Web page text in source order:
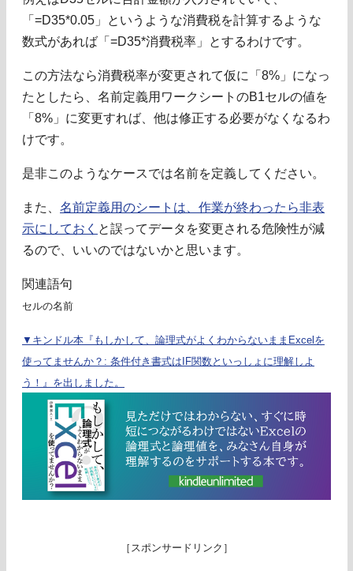
「=D35*0.05」というような消費税を計算するような
数式があれば「=D35*消費税率」とするわけです。
この方法なら消費税率が変更されて仮に「8%」になっ
たとしたら、名前定義用ワークシートのB1セルの値を
「8%」に変更すれば、他は修正する必要がなくなるわ
けです。
是非このようなケースでは名前を定義してください。
また、 名前定義用のシートは、作業が終わったら非表
示にしておく と誤ってデータを変更される危険性が減
るので、いいのではないかと思います。
関連語句
セルの名前
▼キンドル本『もしかして、論理式がよくわからないままExcelを
使ってませんか？: 条件付き書式はIF関数といっしょに理解しよ
う！』を出しました。
［スポンサードリンク］